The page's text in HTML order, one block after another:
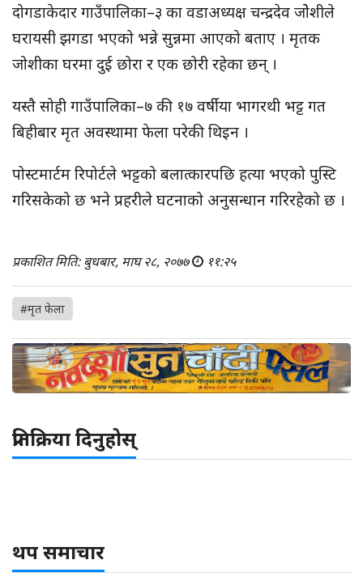
दोगडाकेदार गाउँपालिका–३ का वडाअध्यक्ष चन्द्रदेव जोेशीले
घरायसी झगडा भएको भन्ने सुन्नमा आएको बताए । मृतक
जोशीका घरमा दुई छोरा र एक छोरी रहेका छन् ।
यस्तै सोही गाउँपालिका–७ की १७ वर्षीया भागरथी भट्ट गत
बिहीबार मृत अवस्थामा फेला परेकी थिइन ।
पोस्टमार्टम रिपोर्टले भट्टको बलात्कारपछि हत्या भएको पुस्टि
गरिसकेको छ भने प्रहरीले घटनाको अनुसन्धान गरिरहेको छ ।
प्रकाशित मिति: बुधबार, माघ २८, २०७७ ११:२५
#मृत फेला
प्रतिक्रिया दिनुहोस्
थप समाचार